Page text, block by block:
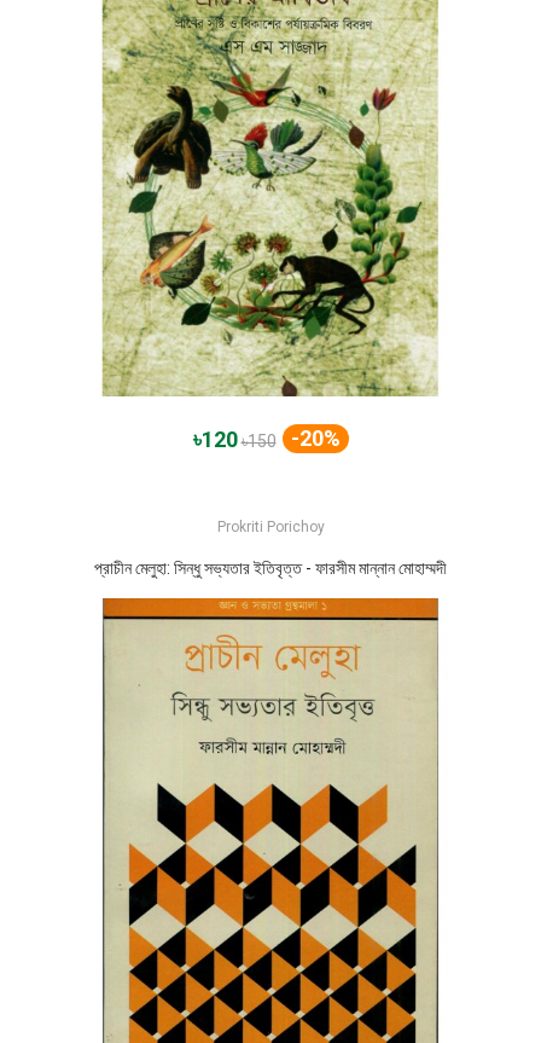
৳120৳150 -20%
Prokriti Porichoy
প্রাচীন মেলুহা: সিন্ধু সভ্যতার ইতিবৃত্ত - ফারসীম মান্নান মোহাম্মদী